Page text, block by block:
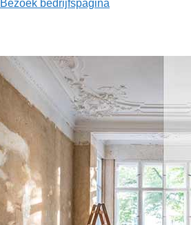
Bezoek bedrijfspagina